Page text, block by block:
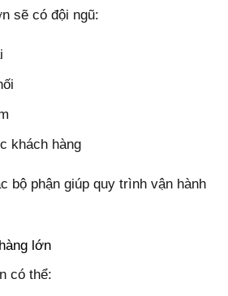
sẽ có đội ngũ:
khách hàng
bộ phận giúp quy trình vận hành
lớn
có thể: